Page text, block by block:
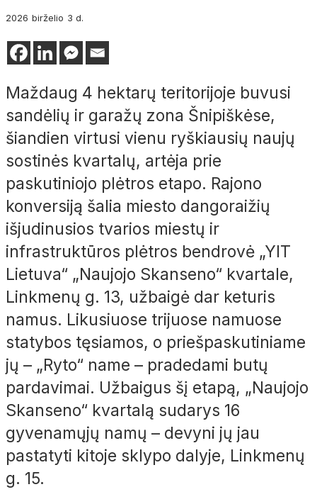
2026 birželio 3 d.
Maždaug 4 hektarų teritorijoje buvusi
sandėlių ir garažų zona Šnipiškėse,
šiandien virtusi vienu ryškiausių naujų
sostinės kvartalų, artėja prie
paskutiniojo plėtros etapo. Rajono
konversiją šalia miesto dangoraižių
išjudinusios tvarios miestų ir
infrastruktūros plėtros bendrovė „YIT
Lietuva“ „Naujojo Skanseno“ kvartale,
Linkmenų g. 13, užbaigė dar keturis
namus. Likusiuose trijuose namuose
statybos tęsiamos, o priešpaskutiniame
jų – „Ryto“ name – pradedami butų
pardavimai. Užbaigus šį etapą, „Naujojo
Skanseno“ kvartalą sudarys 16
gyvenamųjų namų – devyni jų jau
pastatyti kitoje sklypo dalyje, Linkmenų
g. 15.